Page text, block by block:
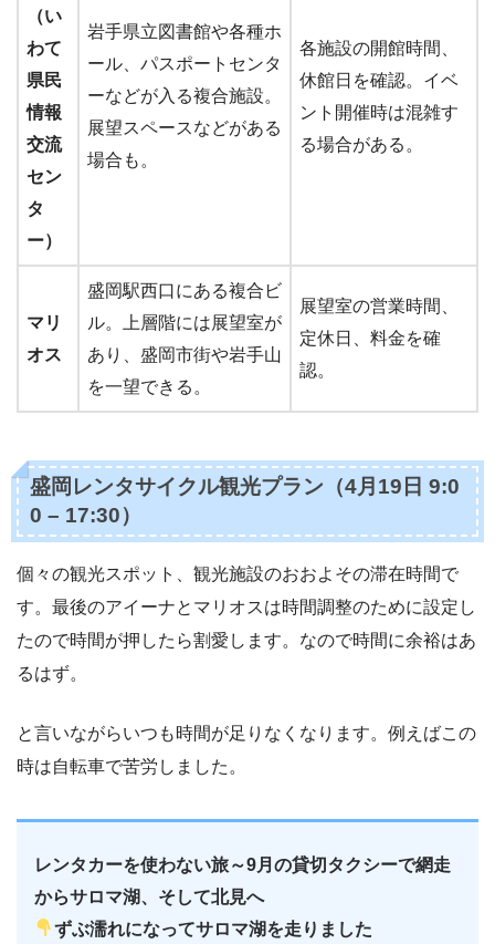
（い
わて
県民
情報
交流
セン
タ
ー）
岩手県立図書館や各種ホ
ール、パスポートセンタ
ーなどが入る複合施設。
展望スペースなどがある
場合も。
各施設の開館時間、
休館日を確認。イベ
ント開催時は混雑す
る場合がある。
マリ
オス
盛岡駅西口にある複合ビ
ル。上層階には展望室が
あり、盛岡市街や岩手山
を一望できる。
展望室の営業時間、
定休日、料金を確
認。
盛岡レンタサイクル観光プラン（4月19日 9:0
0 – 17:30）
個々の観光スポット、観光施設のおおよその滞在時間で
す。最後のアイーナとマリオスは時間調整のために設定し
たので時間が押したら割愛します。なので時間に余裕はあ
るはず。
と言いながらいつも時間が足りなくなります。例えばこの
時は自転車で苦労しました。
レンタカーを使わない旅～9月の貸切タクシーで網走
からサロマ湖、そして北見へ
ずぶ濡れになってサロマ湖を走りました